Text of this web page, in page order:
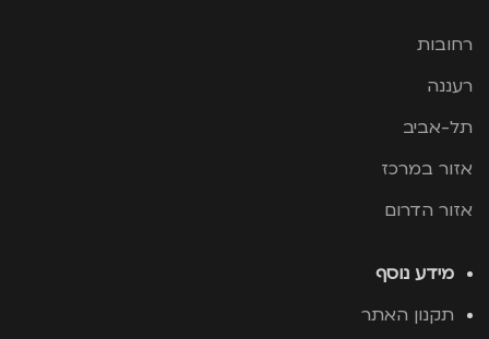
רחובות
רעננה
תל-אביב
אזור במרכז
אזור הדרום
מידע נוסף
תקנון האתר